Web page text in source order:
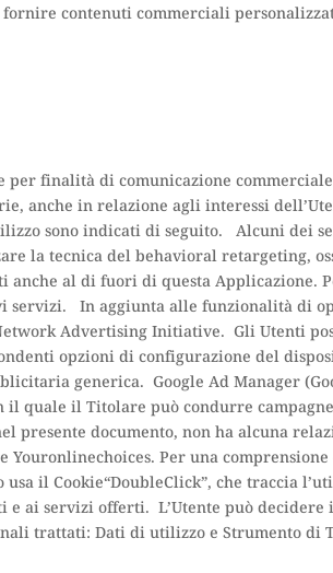
contenuti commerciali
finalità di comunicazione
anche in relazione agli interessi
sono indicati di seguito. Alcuni dei
la tecnica del behavioral retargeting,
anche al di fuori di questa
In aggiunta alle funzionalità di
Advertising Initiative. Gli Utenti
opzioni di configurazione del
generica. Google Ad Manager
quale il Titolare può condurre
presente documento, non ha alcuna
Per una
il Cookie“DoubleClick”, che traccia
ai servizi offerti. L’Utente può
trattati: Dati di utilizzo e Strumento di